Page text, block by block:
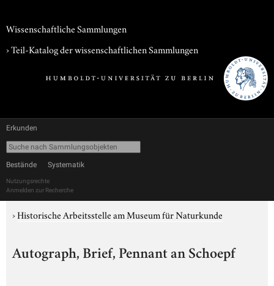
Wissenschaftliche Sammlungen
› Teil-Katalog der wissenschaftlichen Sammlungen
Erkunden
Bestände Systematik
Nutzungsrechte
Anmelden zur Recherche
›Historische Arbeitsstelle am Museum für Naturkunde
Autograph, Brief, Pennant an Schoepf